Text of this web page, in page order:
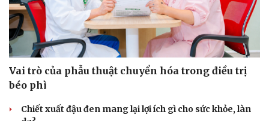
check-in
Cửa sổ tình yêu
Kể chuyện cho bé
Hạt giống tâm hồn
Vai trò của phẫu thuật chuyển hóa trong điều trị
béo phì
Chiết xuất đậu đen mang lại lợi ích gì cho sức khỏe, làn